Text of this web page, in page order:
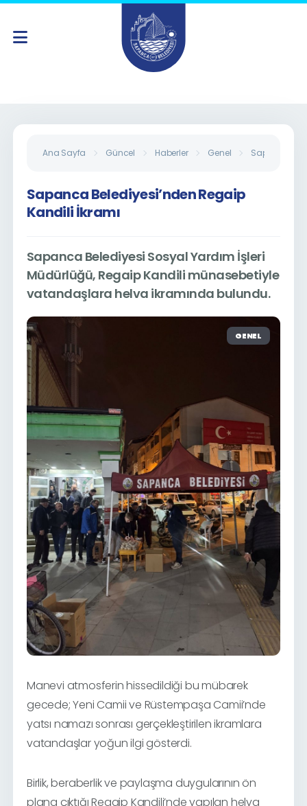
Ana Sayfa Güncel Haberler Genel Sapanca
Sapanca Belediyesi’nden Regaip
Kandili İkramı
Sapanca Belediyesi Sosyal Yardım İşleri
Müdürlüğü, Regaip Kandili münasebetiyle
vatandaşlara helva ikramında bulundu.
GENEL
Manevi atmosferin hissedildiği bu mübarek
gecede; Yeni Camii ve Rüstempaşa Camii’nde
yatsı namazı sonrası gerçekleştirilen ikramlara
vatandaşlar yoğun ilgi gösterdi.
Birlik, beraberlik ve paylaşma duygularının ön
plana çıktığı Regaip Kandili’nde yapılan helva